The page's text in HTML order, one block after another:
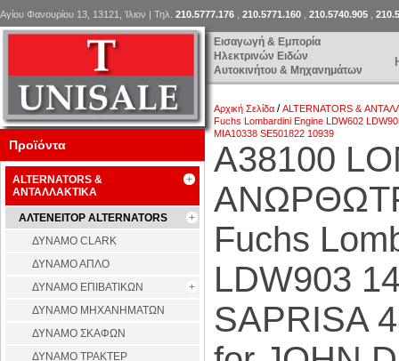
Εισαγωγή & Εμπορία
Ηλεκτρινών Ειδών
Αυτοκινήτου & Μηχανημάτων
Αγίου Φανουρίου 13, 13121, Ίλιον | Τηλ. 210.5777.176 210.5771.160 210.5740.905
Αρχική Σελίδα /ALTERNATORS &
Fuchs Lombardini Engine LDW602
MIA10338 SE501822 10939
Α38100
Fuchs
LDW903
SAPRISA
Προϊόντα
ALTERNATORS &
ΑΝΤΑΛΛΑΚΤΙΚΑ
ΑΛΤΕΝΕΙΤΟΡ ALTERNATORS
ΔΥΝΑΜΟ CLARK
ΔΥΝΑΜΟ ΑΠΛΟ
ΔΥΝΑΜΟ ΕΠΙΒΑΤΙΚΩΝ
ΔΥΝΑΜΟ ΜΗΧΑΝΗΜΑΤΩΝ
ΔΥΝΑΜΟ ΣΚΑΦΩΝ
ΔΥΝΑΜΟ ΤΡΑΚΤΕΡ